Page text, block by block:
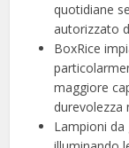
quotidiane
autorizzato
BoxRice
maggiore
durevolezza
Lampioni